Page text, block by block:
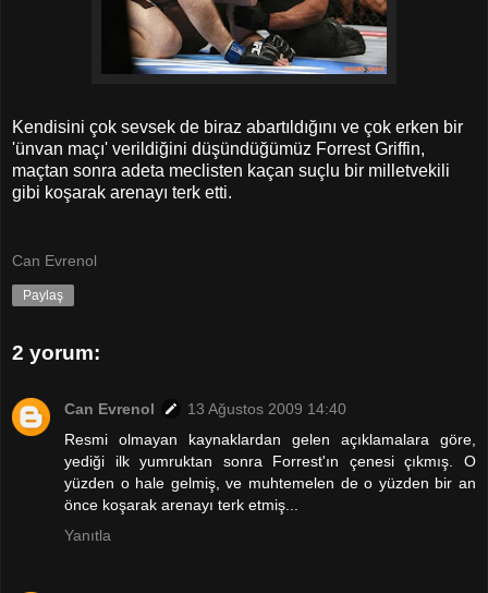
Kendisini çok sevsek de biraz abartıldığını ve çok erken bir
'ünvan maçı' verildiğini düşündüğümüz Forrest Griffin,
maçtan sonra adeta meclisten kaçan suçlu bir milletvekili
gibi koşarak arenayı terk etti.
Can Evrenol
Paylaş
2 yorum:
Can Evrenol
13 Ağustos 2009 14:40
Resmi olmayan kaynaklardan gelen açıklamalara göre,
yediği ilk yumruktan sonra Forrest'ın çenesi çıkmış. O
yüzden o hale gelmiş, ve muhtemelen de o yüzden bir an
önce koşarak arenayı terk etmiş...
Yanıtla